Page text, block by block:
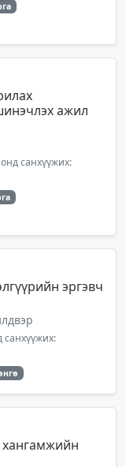
ажил
санхүүжих:
эргэвч
санхүүжих: